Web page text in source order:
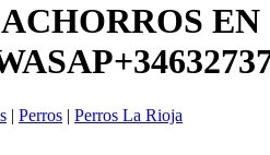
EN
| Perros | Perros La Rioja